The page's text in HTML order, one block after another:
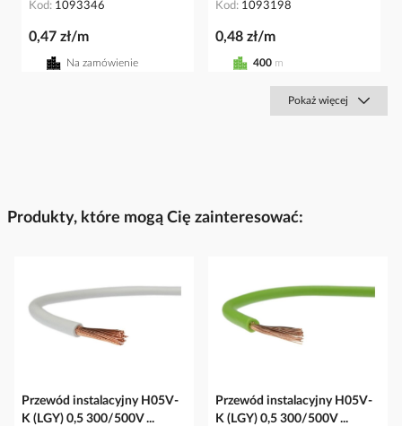
Kod 1093346
0,47 zł/m
Na zamówienie
Kod 1093198
0,48 zł/m
400 m
Pokaż więcej
Produkty, które mogą Cię zainteresować:
Przewód instalacyjny H05V-
K (LGY) 0,5 300/500V ...
Przewód instalacyjny H05V-
K (LGY) 0,5 300/500V ...